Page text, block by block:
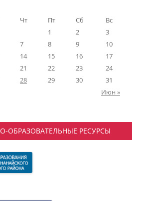
Чт Пт Сб
Вс
1
2
3
7 8 9
10
14 15 16
17
21 22 23
24
28 29 30
31
Июн »
РЕСУРСЫ